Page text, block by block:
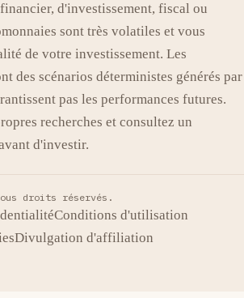
d'investissement, fiscal ou
sont très volatiles et vous
de votre investissement. Les
des scénarios déterministes générés par
pas les performances futures.
recherches et consultez un
d'investir.
droits réservés.
Conditions d'utilisation
Divulgation d'affiliation